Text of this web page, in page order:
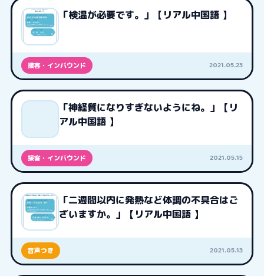
「検温が必要です。」【リアル中国語 】
接客・インバウンド 2021.05.23
「神経質になりすぎないようにね。」【リ
アル中国語 】
接客・インバウンド 2021.05.15
「二週間以内に発熱など体調の不具合はご
ざいますか。」【リアル中国語 】
音声つき 2021.05.13